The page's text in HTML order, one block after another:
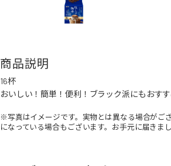
商品説明
16杯
おいしい！簡単！便利！ブラック派にもおす
※写真はイメージです。実物とは異なる場合がご
になっている場合もございます。お手元に届きま